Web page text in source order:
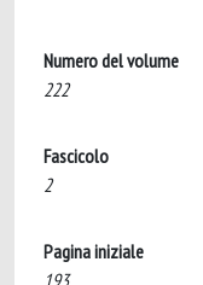
Numero del volume
222
Fascicolo
2
Pagina iniziale
193